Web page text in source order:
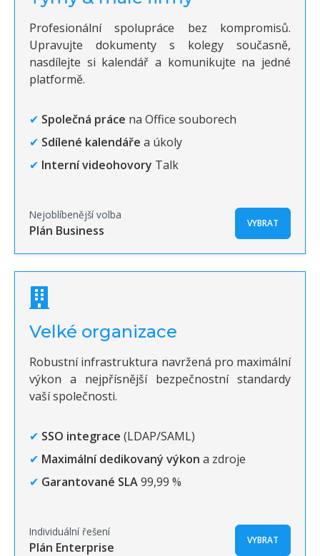
Profesionální spolupráce bez kompromisů.
Upravujte dokumenty s kolegy současně,
nasdílejte si kalendář a komunikujte na jedné
platformě.
✔ Společná práce na Office souborech
✔ Sdílené kalendáře a úkoly
✔ Interní videohovory Talk
Nejoblíbenější volba
Plán Business VYBRAT
Velké organizace
Robustní infrastruktura navržená pro maximální
výkon a nejpřísnější bezpečnostní standardy
vaší společnosti.
✔ SSO integrace (LDAP/SAML)
✔ Maximální dedikovaný výkon a zdroje
✔ Garantované SLA99,99 %
Individuální řešení
Plán Enterprise VYBRAT